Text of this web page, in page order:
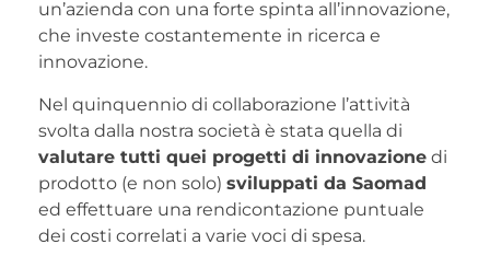
un’azienda con una forte spinta all’innovazione,
che investe costantemente in ricerca e
innovazione.
Nel quinquennio di collaborazione l’attività
svolta dalla nostra società è stata quella di
valutare tutti quei progetti di innovazione di
prodotto (e non solo) sviluppati da Saomad
ed effettuare una rendicontazione puntuale
dei costi correlati a varie voci di spesa.